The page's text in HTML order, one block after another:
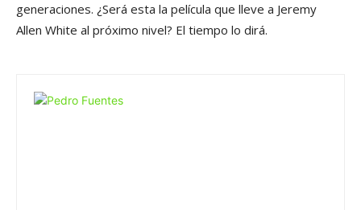
generaciones. ¿Será esta la película que lleve a Jeremy
Allen White al próximo nivel? El tiempo lo dirá.